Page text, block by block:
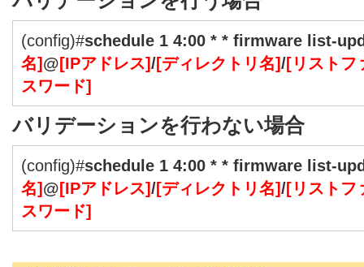
(config)#schedule 1 4:00 * * firmware list-
名]@[IPアドレス]/[ディレクトリ名]/[リストフ
スワード]
バリデーションを行わない場合
(config)#schedule 1 4:00 * * firmware list-
名]@[IPアドレス]/[ディレクトリ名]/[リストフ
スワード]